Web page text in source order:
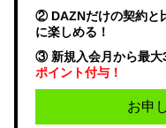
② DAZNだけの契約と
に楽しめる！
③ 新規入会月から最大3
ポイント付与！
お申